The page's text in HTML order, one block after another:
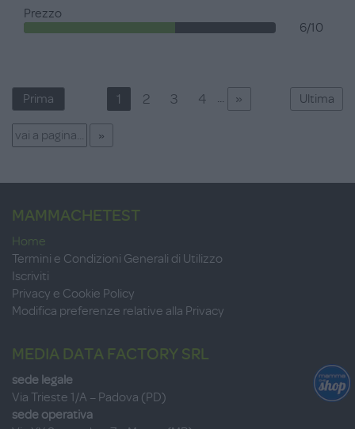
Prezzo
6/10
Prima 1 2 3 4 ... » Ultima
MAMMACHETEST
Home
Termini e Condizioni Generali di Utilizzo
Iscriviti
Privacy e Cookie Policy
Modifica preferenze relative alla Privacy
MEDIA DATA FACTORY SRL
sede legale
Via Trieste 1/A – Padova (PD)
sede operativa